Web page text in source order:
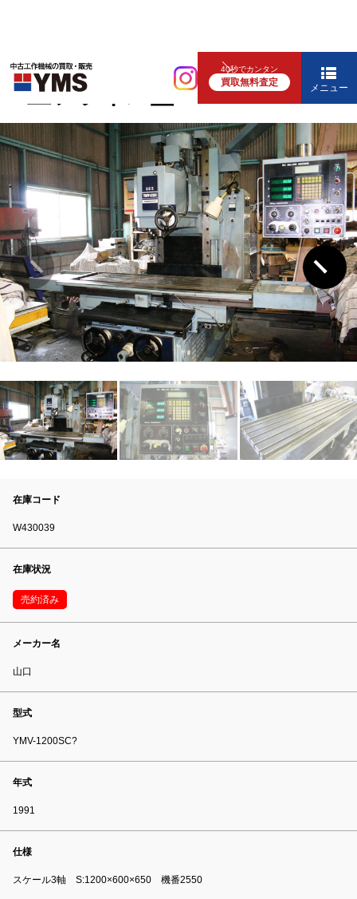
40秒でカンタン
買取無料査定 メニュー
汎用フライス盤
#6立フライス盤
在庫コード
W430039
在庫状況
売約済み
メーカー名
山口
型式
YMV-1200SC?
年式
1991
仕様
スケール3軸 S:1200×600×650 機番2550